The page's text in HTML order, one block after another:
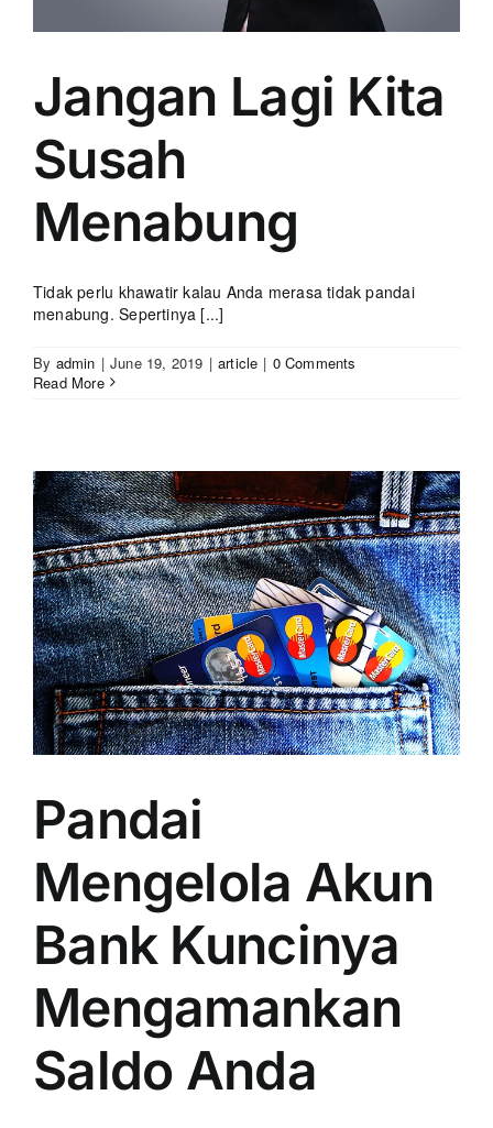
Jangan Lagi Kita
Susah
Menabung
Tidak perlu khawatir kalau Anda merasa tidak pandai
menabung. Sepertinya [...]
By admin | June 19, 2019 | article | 0 Comments
Read More
Pandai
Mengelola Akun
Bank Kuncinya
Mengamankan
Saldo Anda